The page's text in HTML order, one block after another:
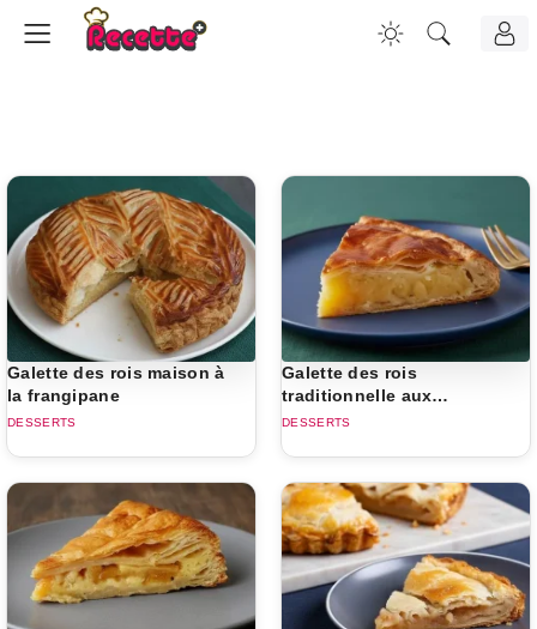
Galette des rois maison à
la frangipane
DESSERTS
Galette des rois
traditionnelle aux
pommes et frangipane
DESSERTS